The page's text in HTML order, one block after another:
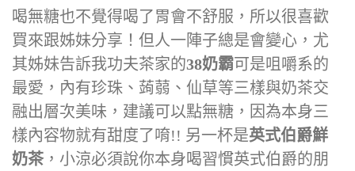
喝無糖也不覺得喝了胃會不舒服，所以很喜歡
買來跟姊妹分享！但人一陣子總是會變心，尤
其姊妹告訴我功夫茶家的38奶霸可是咀嚼系的
最愛，內有珍珠、蒟蒻、仙草等三樣與奶茶交
融出層次美味，建議可以點無糖，因為本身三
樣內容物就有甜度了唷!! 另一杯是英式伯爵鮮
奶茶，小涼必須說你本身喝習慣英式伯爵的朋